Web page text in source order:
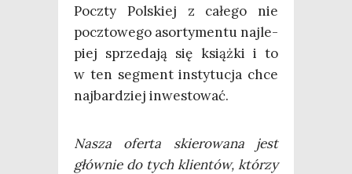
Pocz­ty Pol­skiej z całe­go nie
pocz­to­we­go asor­ty­men­tu naj­le­
piej sprze­da­ją się książ­ki i to
w ten seg­ment insty­tu­cja chce
naj­bar­dziej inwestować.
Nasza ofer­ta skie­ro­wa­na jest
głów­nie do tych klien­tów, któ­rzy